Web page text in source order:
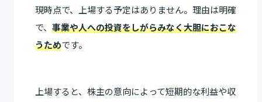
現時点で、上場する予定はありません。理由は明確
で、 事業や人への投資をしがらみなく大胆におこな
うためです。
上場すると、株主の意向によって短期的な利益や収